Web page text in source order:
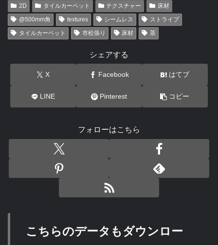
2D タイルカーペット テクスチャー
床材
@500mm角
textures シームレス
ストライプ
タイルカーペット
市松張り 床材 茶
シェアする
X Facebook はてブ
LINE Pinterest コピー
フォローはこちら
こちらのデータもダウンロー